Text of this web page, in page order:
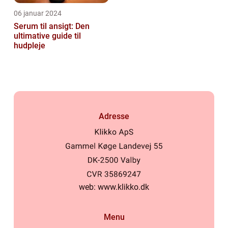
06 januar 2024
Serum til ansigt: Den
ultimative guide til
hudpleje
Adresse
web: www.klikko.dk
Menu